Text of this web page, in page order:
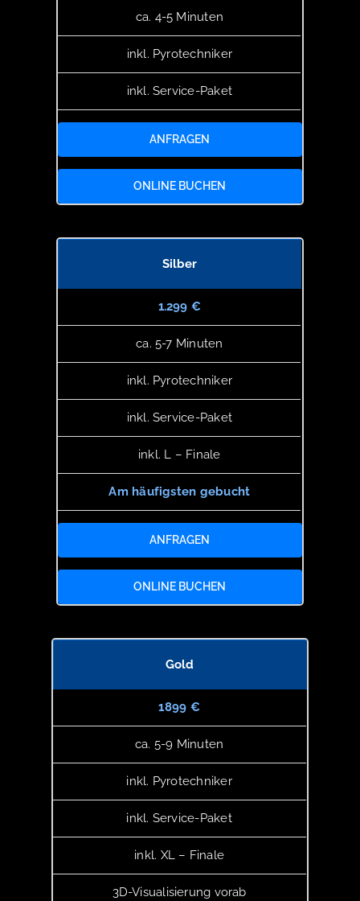
ca. 4-5 Minuten
inkl. Pyrotechniker
inkl. Service-Paket
ANFRAGEN
ONLINE BUCHEN
Silber
1.299 €
ca. 5-7 Minuten
inkl. Pyrotechniker
inkl. Service-Paket
inkl. L – Finale
Am häufigsten gebucht
ANFRAGEN
ONLINE BUCHEN
Gold
1899 €
ca. 5-9 Minuten
inkl. Pyrotechniker
inkl. Service-Paket
inkl. XL – Finale
3D-Visualisierung vorab